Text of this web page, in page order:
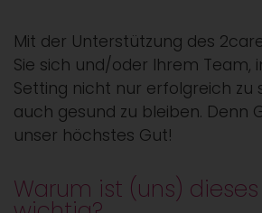
Mit der Unterstützung des
Sie sich und/oder Ihrem Team,
Setting nicht nur erfolgreich zu
auch gesund zu bleiben. Denn
unser höchstes Gut!
Warum ist (uns)